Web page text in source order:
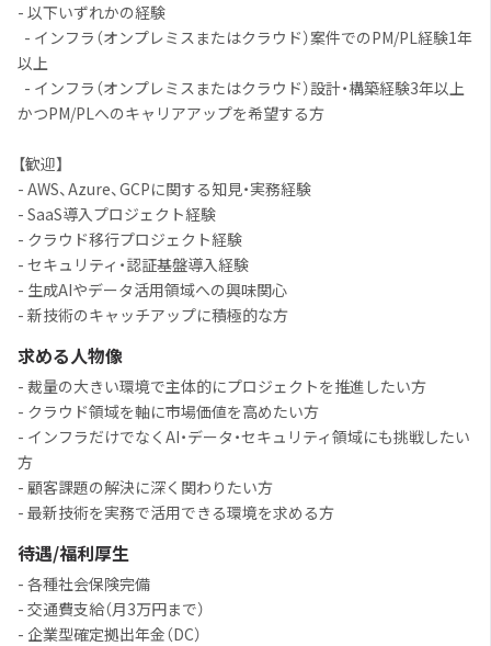
- 以下いずれかの経験
- インフラ（オンプレミスまたはクラウド）案件でのPM/PL経験1年
以上
- インフラ（オンプレミスまたはクラウド）設計・構築経験3年以上
かつPM/PLへのキャリアアップを希望する方
【歓迎】
- AWS、Azure、GCPに関する知見・実務経験
- SaaS導入プロジェクト経験
- クラウド移行プロジェクト経験
- セキュリティ・認証基盤導入経験
- 生成AIやデータ活用領域への興味関心
- 新技術のキャッチアップに積極的な方
求める人物像
- 裁量の大きい環境で主体的にプロジェクトを推進したい方
- クラウド領域を軸に市場価値を高めたい方
- インフラだけでなくAI・データ・セキュリティ領域にも挑戦したい
方
- 顧客課題の解決に深く関わりたい方
- 最新技術を実務で活用できる環境を求める方
待遇/福利厚生
- 各種社会保険完備
- 交通費支給（月3万円まで）
- 企業型確定拠出年金（DC）